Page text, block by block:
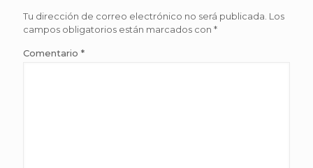
Tu dirección de correo electrónico no será publicada. Los
campos obligatorios están marcados con *
Comentario *